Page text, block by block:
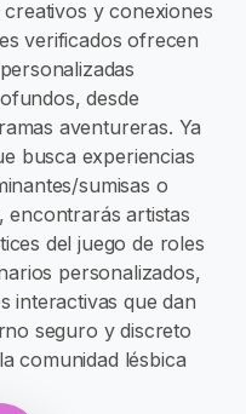
y conexiones
verificados ofrecen
desde
aventureras. Ya
busca experiencias
sumisas o
encontrarás artistas
del juego de roles
personalizados,
interactivas que dan
seguro y discreto
comunidad lésbica